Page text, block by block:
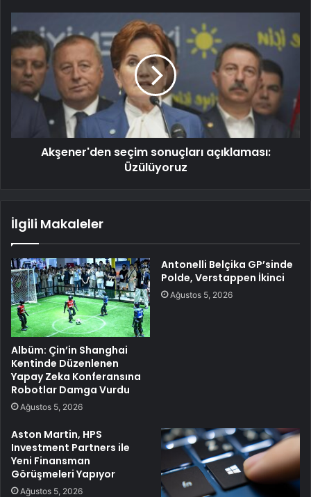
Akşener'den seçim sonuçları açıklaması:
Üzülüyoruz
İlgili Makaleler
Albüm: Çin’in Shanghai
Kentinde Düzenlenen
Yapay Zeka Konferansına
Robotlar Damga Vurdu
Ağustos 5, 2026
Antonelli Belçika GP’sinde
Polde, Verstappen İkinci
Ağustos 5, 2026
Aston Martin, HPS
Investment Partners ile
Yeni Finansman
Görüşmeleri Yapıyor
Ağustos 5, 2026